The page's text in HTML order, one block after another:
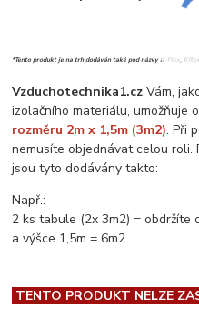
*Tento produkt je na trh dodáván také pod názvy K-Flex,
Vzduchotechnika1.cz Vám,
izolačního materiálu, umožňuje
rozměru 2m x 1,5m (3m2). Při
nemusíte objednávat celou roli.
jsou tyto dodávány takto:
Např.:
2 ks tabule (2x 3m2) = obdržíte
a výšce 1,5m = 6m2
TENTO PRODUKT NELZE